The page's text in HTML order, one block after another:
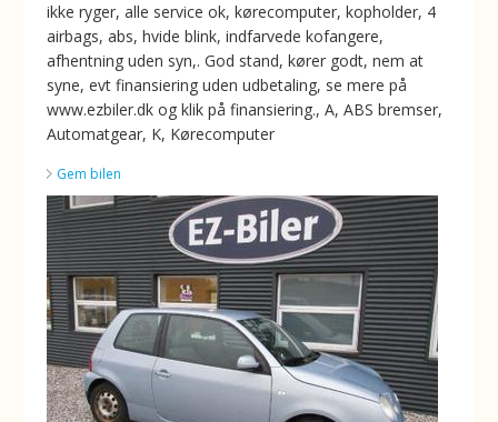
ikke ryger, alle service ok, kørecomputer, kopholder, 4
airbags, abs, hvide blink, indfarvede kofangere,
afhentning uden syn,. God stand, kører godt, nem at
syne, evt finansiering uden udbetaling, se mere på
www.ezbiler.dk og klik på finansiering., A, ABS bremser,
Automatgear, K, Kørecomputer
Gem bilen